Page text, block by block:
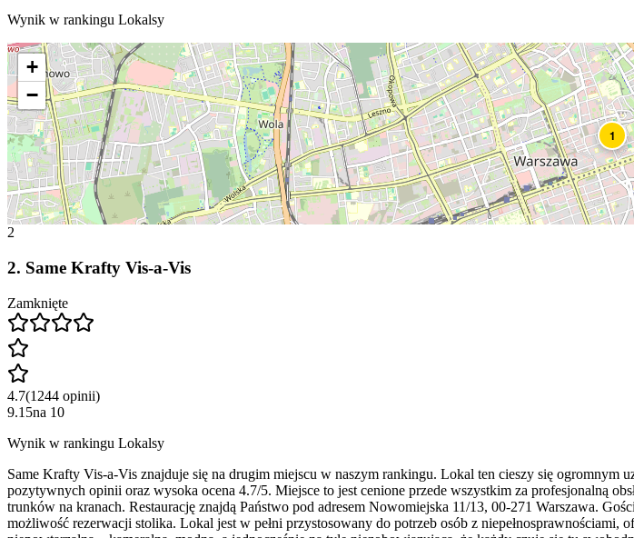
Wynik w rankingu Lokalsy
1
+
−
2
2. Same Krafty Vis-a-Vis
Zamknięte
4.7(1244 opinii)
9.15na 10
Wynik w rankingu Lokalsy
Same Krafty Vis-a-Vis znajduje się na drugim miejscu w naszym rankingu. Lokal ten cieszy się ogromnym
pozytywnych opinii oraz wysoka ocena 4.7/5. Miejsce to jest cenione przede wszystkim za profesjonalną
trunków na kranach. Restaurację znajdą Państwo pod adresem Nowomiejska 11/13, 00-271 Warszawa.
możliwość rezerwacji stolika. Lokal jest w pełni przystosowany do potrzeb osób z